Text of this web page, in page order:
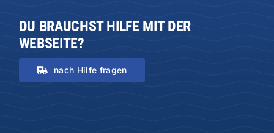
DU BRAUCHST HILFE MIT DER
WEBSEITE?
nach Hilfe fragen